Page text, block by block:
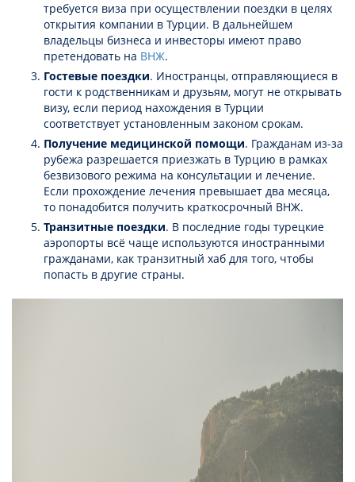
требуется виза при осуществлении поездки в целях
открытия компании в Турции. В дальнейшем
владельцы бизнеса и инвесторы имеют право
претендовать на ВНЖ.
Гостевые поездки. Иностранцы, отправляющиеся в
гости к родственникам и друзьям, могут не открывать
визу, если период нахождения в Турции
соответствует установленным законом срокам.
Получение медицинской помощи. Гражданам из-за
рубежа разрешается приезжать в Турцию в рамках
безвизового режима на консультации и лечение.
Если прохождение лечения превышает два месяца,
то понадобится получить краткосрочный ВНЖ.
Транзитные поездки. В последние годы турецкие
аэропорты всё чаще используются иностранными
гражданами, как транзитный хаб для того, чтобы
попасть в другие страны.